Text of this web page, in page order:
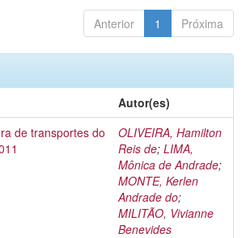
Anterior 1 Próxima
Autor(es)
de transportes do
OLIVEIRA, Hamilton
Reis de; LIMA,
Mônica de Andrade;
MONTE, Kerlen
Andrade do;
MILITÃO, Vivianne
Benevides